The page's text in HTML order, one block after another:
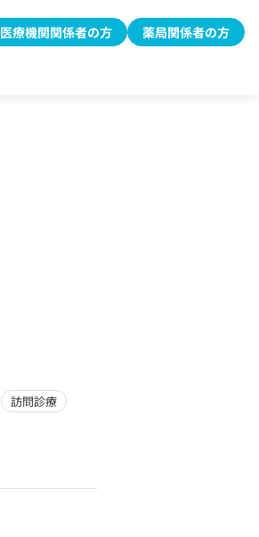
医療機関関係者の方 薬局関係者の方
訪問診療